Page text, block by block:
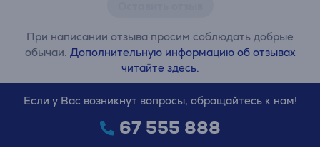
При написании отзыва просим соблюдать добрые
обычаи. Дополнительную информацию об отзывах
читайте здесь.
Если у Вас возникнут вопросы, обращайтесь к нам!
67 555 888